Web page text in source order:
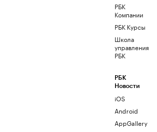
РБК
Компании
РБК Курсы
Школа
управления
РБК
РБК
Новости
iOS
Android
AppGallery